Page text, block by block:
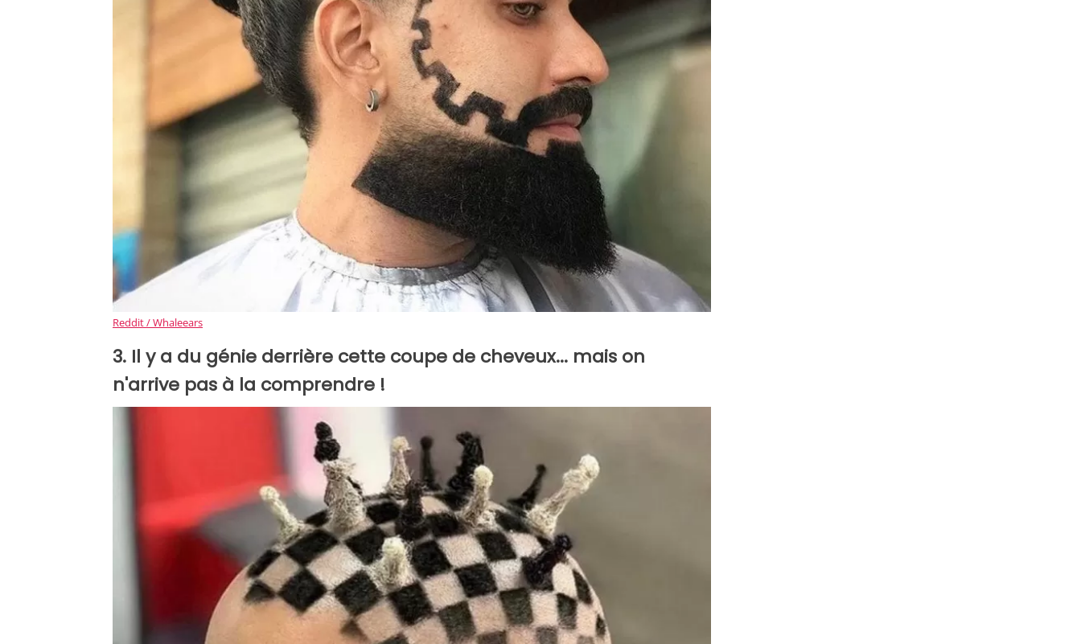
Reddit / Whaleears
3. Il y a du génie derrière cette coupe de cheveux... mais on
n'arrive pas à la comprendre !